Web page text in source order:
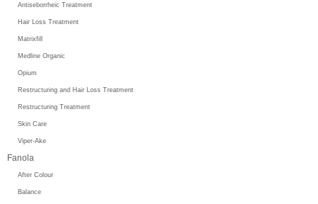
Antiseborrheic Treatment
Hair Loss Treatment
Matrixfill
Medline Organic
Opium
Restructuring and Hair Loss Treatment
Restructuring Treatment
Skin Care
Viper-Ake
Fanola
After Colour
Balance